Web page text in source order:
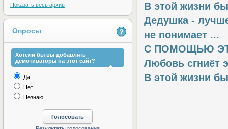
В этой жизни
Дедушка -
не понимает ...
С ПОМОЩЬЮ
Любовь сгниёт
В этой жизни
Показать весь архив
Опросы
Хотели бы вы добавлять
демотиваторы на этот сайт?
Да
Нет
Незнаю